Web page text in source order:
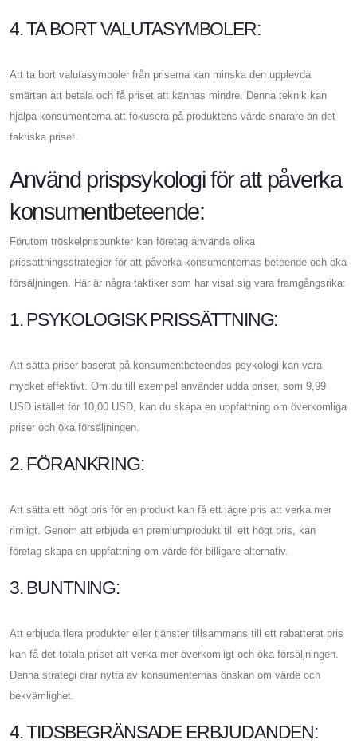
4. TA BORT VALUTASYMBOLER:
Att ta bort valutasymboler från priserna kan minska den upplevda
smärtan att betala och få priset att kännas mindre. Denna teknik kan
hjälpa konsumenterna att fokusera på produktens värde snarare än det
faktiska priset.
Använd prispsykologi för att påverka
konsumentbeteende:
Förutom tröskelprispunkter kan företag använda olika
prissättningsstrategier för att påverka konsumenternas beteende och öka
försäljningen. Här är några taktiker som har visat sig vara framgångsrika:
1. PSYKOLOGISK PRISSÄTTNING:
Att sätta priser baserat på konsumentbeteendes psykologi kan vara
mycket effektivt. Om du till exempel använder udda priser, som 9,99
USD istället för 10,00 USD, kan du skapa en uppfattning om överkomliga
priser och öka försäljningen.
2. FÖRANKRING:
Att sätta ett högt pris för en produkt kan få ett lägre pris att verka mer
rimligt. Genom att erbjuda en premiumprodukt till ett högt pris, kan
företag skapa en uppfattning om värde för billigare alternativ.
3. BUNTNING:
Att erbjuda flera produkter eller tjänster tillsammans till ett rabatterat pris
kan få det totala priset att verka mer överkomligt och öka försäljningen.
Denna strategi drar nytta av konsumenternas önskan om värde och
bekvämlighet.
4. TIDSBEGRÄNSADE ERBJUDANDEN: